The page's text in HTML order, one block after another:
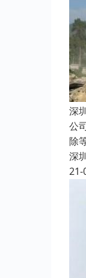
深
公
除
深
21-